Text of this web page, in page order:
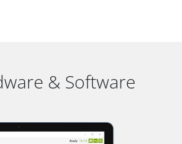
& Software